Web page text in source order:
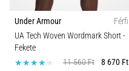
Under Armour
Férfi
UA Tech Woven Wordmark Short-
Fekete
11 560 Ft
8 670 Ft